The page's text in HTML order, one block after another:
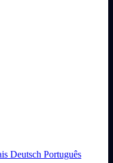
Deutsch Português